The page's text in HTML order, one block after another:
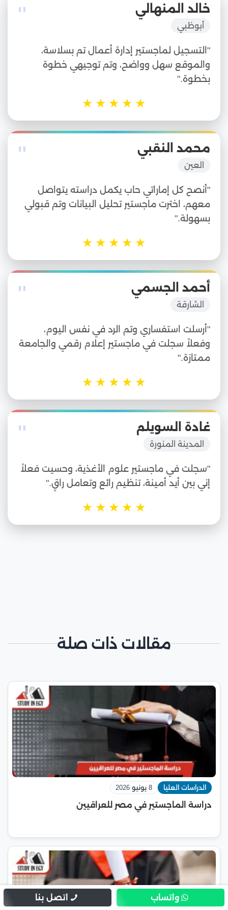
" خالد المنهالي
أبوظبي
"التسجيل لماجستير إدارة أعمال تم بسلاسة،
والموقع سهل وواضح، وتم توجيهي خطوة
بخطوة."
★
★
★
★
★
" محمد النقبي
العين
"أنصح كل إماراتي حاب يكمل دراسته يتواصل
معهم، اخترت ماجستير تحليل البيانات وتم قبولي
بسهولة."
★
★
★
★
★
" أحمد الجسمي
الشارقة
"أرسلت استفساري وتم الرد في نفس اليوم،
وفعلاً سجلت في ماجستير إعلام رقمي والجامعة
ممتازة."
★
★
★
★
★
" غادة السويلم
المدينة المنورة
"سجلت في ماجستير علوم الأغذية، وحسيت فعلاً
إني بين أيد أمينة، تنظيم رائع وتعامل راقٍ."
★
★
★
★
★
مقالات ذات صلة
الدراسات العليا 8 يونيو 2026
دراسة الماجستير في مصر للعراقيين
واتساب اتصل بنا